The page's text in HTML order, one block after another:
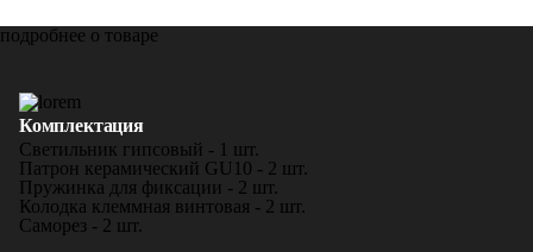
подробнее о товаре
Комплектация
Светильник гипсовый - 1 шт.
Патрон керамический GU10 - 2 шт.
Пружинка для фиксации - 2 шт.
Колодка клеммная винтовая - 2 шт.
Саморез - 2 шт.